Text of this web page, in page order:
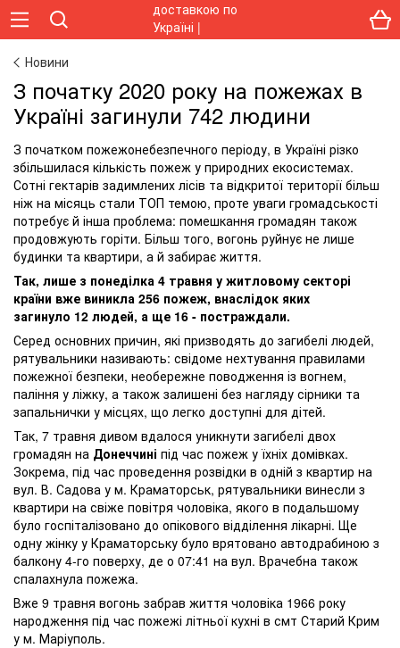
Новини
З початку 2020 року на пожежах в
Україні загинули 742 людини
З початком пожежонебезпечного періоду, в Україні різко
збільшилася кількість пожеж у природних екосистемах.
Сотні гектарів задимлених лісів та відкритої території більш
ніж на місяць стали ТОП темою, проте уваги громадськості
потребує й інша проблема: помешкання громадян також
продовжують горіти. Більш того, вогонь руйнує не лише
будинки та квартири, а й забирає життя.
Так, лише з понеділка 4 травня у житловому секторі
країни вже виникла 256 пожеж, внаслідок яких
загинуло 12 людей, а ще 16 - постраждали.
Серед основних причин, які призводять до загибелі людей,
рятувальники називають: свідоме нехтування правилами
пожежної безпеки, необережне поводження із вогнем,
паління у ліжку, а також залишені без нагляду сірники та
запальнички у місцях, що легко доступні для дітей.
Так, 7 травня дивом вдалося уникнути загибелі двох
громадян на Донеччині під час пожеж у їхніх домівках.
Зокрема, під час проведення розвідки в одній з квартир на
вул. В. Садова у м. Краматорськ, рятувальники винесли з
квартири на свіже повітря чоловіка, якого в подальшому
було госпіталізовано до опікового відділення лікарні. Ще
одну жінку у Краматорську було врятовано автодрабиною з
балкону 4-го поверху, де о 07:41 на вул. Врачебна також
спалахнула пожежа.
Вже 9 травня вогонь забрав життя чоловіка 1966 року
народження під час пожежі літньої кухні в смт Старий Крим
у м. Маріуполь.